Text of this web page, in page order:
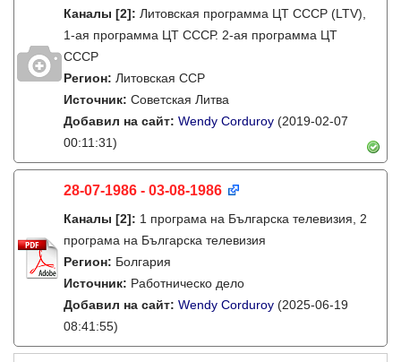
Каналы [2]: Литовская программа ЦТ СССР (LTV),
1-ая программа ЦТ СССР. 2-ая программа ЦТ
СССР
Регион: Литовская ССР
Источник: Советская Литва
Добавил на сайт: Wendy Corduroy (2019-02-07
00:11:31)
28-07-1986 - 03-08-1986
Каналы [2]: 1 програма на Българска телевизия, 2
програма на Българска телевизия
Регион: Болгария
Источник: Работническо дело
Добавил на сайт: Wendy Corduroy (2025-06-19
08:41:55)